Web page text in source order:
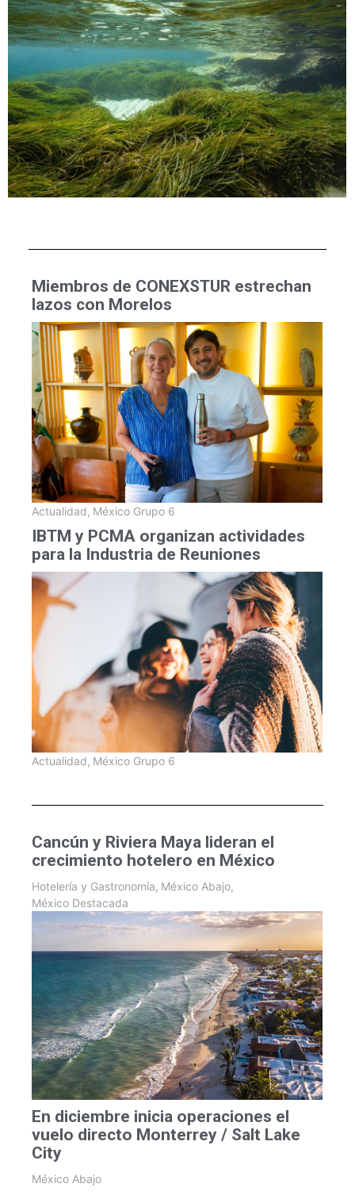
Miembros de CONEXSTUR estrechan
lazos con Morelos
Actualidad, México Grupo 6
IBTM y PCMA organizan actividades
para la Industria de Reuniones
Actualidad, México Grupo 6
Cancún y Riviera Maya lideran el
crecimiento hotelero en México
Hotelería y Gastronomía, México Abajo,
México Destacada
En diciembre inicia operaciones el
vuelo directo Monterrey / Salt Lake
City
México Abajo